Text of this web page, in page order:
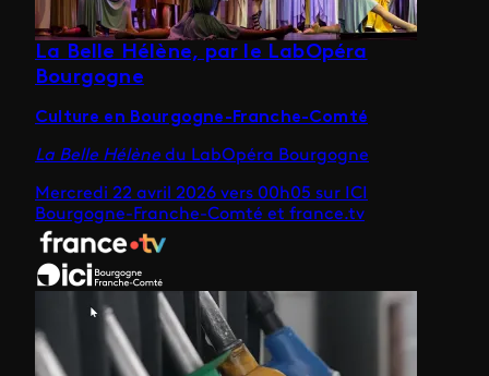
La Belle Hélène, par le LabOpéra
Bourgogne
Culture en Bourgogne-Franche-Comté
La Belle Hélène du LabOpéra Bourgogne
Mercredi 22 avril 2026 vers 00h05 sur ICI
Bourgogne-Franche-Comté et france.tv